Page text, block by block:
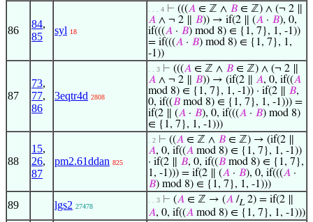
86
84,
85
syl 18
. . . 4 ⊢ (((𝐴 ∈ ℤ ∧ 𝐵 ∈ ℤ) ∧ (¬ 2 ∥
𝐴 ∧ ¬ 2 ∥ 𝐵)) → if(2 ∥ (𝐴 · 𝐵), 0,
if(((𝐴 · 𝐵) mod 8) ∈ {1, 7}, 1, -1))
= if(((𝐴 · 𝐵) mod 8) ∈ {1, 7}, 1,
-1))
87
73,
77,
86
3eqtr4d 2808
. . 3 ⊢ (((𝐴 ∈ ℤ ∧ 𝐵 ∈ ℤ) ∧ (¬ 2 ∥
𝐴 ∧ ¬ 2 ∥ 𝐵)) → (if(2 ∥ 𝐴, 0, if((𝐴
mod 8) ∈ {1, 7}, 1, -1)) · if(2 ∥ 𝐵,
0, if((𝐵 mod 8) ∈ {1, 7}, 1, -1))) =
if(2 ∥ (𝐴 · 𝐵), 0, if(((𝐴 · 𝐵) mod 8)
∈ {1, 7}, 1, -1)))
88
15,
26,
87
pm2.61ddan 825
. 2 ⊢ ((𝐴 ∈ ℤ ∧ 𝐵 ∈ ℤ) → (if(2 ∥
𝐴, 0, if((𝐴 mod 8) ∈ {1, 7}, 1, -1))
· if(2 ∥ 𝐵, 0, if((𝐵 mod 8) ∈ {1, 7},
1, -1))) = if(2 ∥ (𝐴 · 𝐵), 0, if(((𝐴 ·
𝐵) mod 8) ∈ {1, 7}, 1, -1)))
89 lgs2 27478
. . 3 ⊢ (𝐴 ∈ ℤ → (𝐴 /L 2) = if(2 ∥
𝐴, 0, if((𝐴 mod 8) ∈ {1, 7}, 1, -1)))